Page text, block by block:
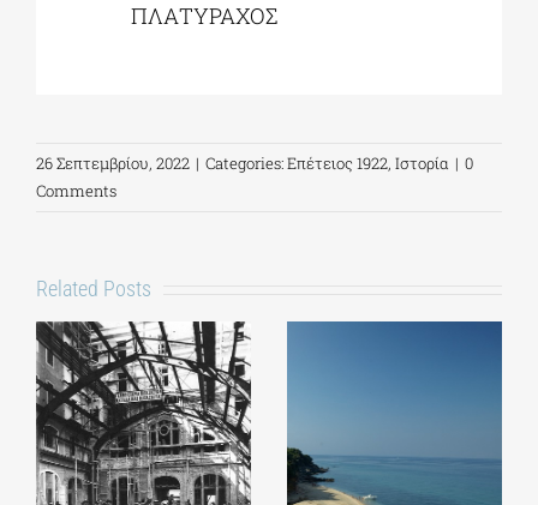
ΠΛΑΤΥΡΑΧΟΣ
26 Σεπτεμβρίου, 2022 | Categories:Επέτειος 1922, Ιστορία | 0
Comments
Related Posts